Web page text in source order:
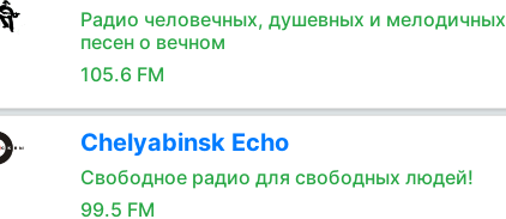
Радио человечных, душевных и мелодичных
песен о вечном
105.6 FM
Chelyabinsk Echo
Свободное радио для свободных людей!
99.5 FM